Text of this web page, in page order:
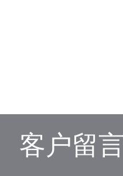
客户留